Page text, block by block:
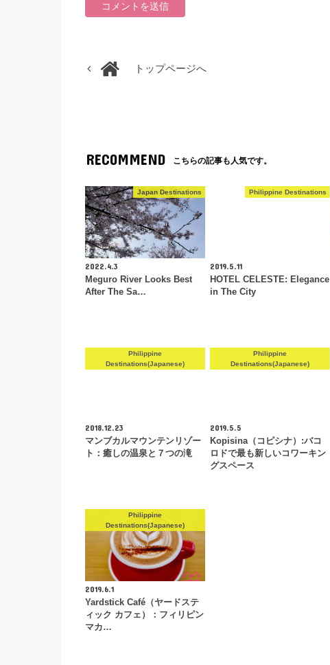
トップページへ
RECOMMEND こちらの記事も人気です。
Japan Destinations
2022.4.3
Meguro River Looks Best
After The Sa…
Philippine Destinations
2019.5.11
HOTEL CELESTE: Elegance
in The City
Philippine
Destinations(Japanese)
2018.12.23
マンブカルマウンテンリゾー
ト：癒しの温泉と７つの滝
Philippine
Destinations(Japanese)
2019.5.5
Kopisina（コピシナ）:バコ
ロドで最も新しいコワーキン
グスペース
Philippine
Destinations(Japanese)
2019.6.1
Yardstick Café（ヤードステ
ィック カフェ）：フィリピン
マカ…